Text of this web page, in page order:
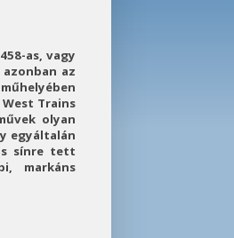
as, vagy
az
Trains
olyan
egyáltalán
sínre tett
markáns